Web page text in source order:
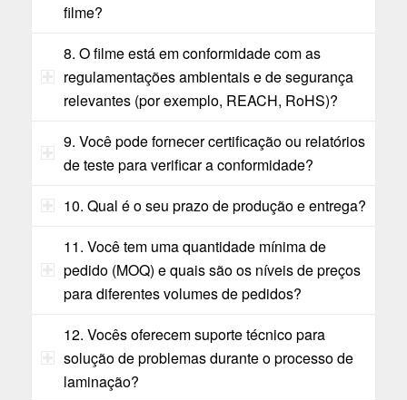
filme?
8. O filme está em conformidade com as
regulamentações ambientais e de segurança
relevantes (por exemplo, REACH, RoHS)?
9. Você pode fornecer certificação ou relatórios
de teste para verificar a conformidade?
10. Qual é o seu prazo de produção e entrega?
11. Você tem uma quantidade mínima de
pedido (MOQ) e quais são os níveis de preços
para diferentes volumes de pedidos?
12. Vocês oferecem suporte técnico para
solução de problemas durante o processo de
laminação?